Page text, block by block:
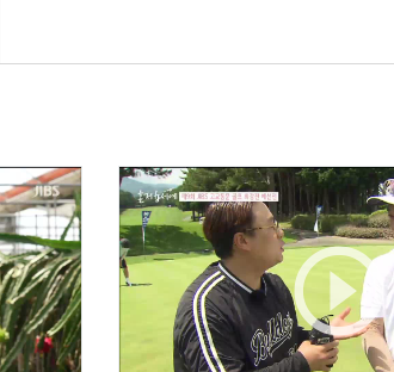
play_circle_outline